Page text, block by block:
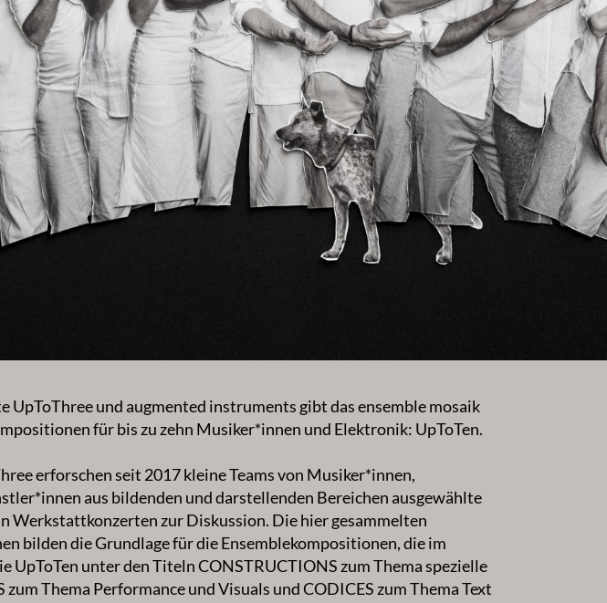
UpToThree und augmented instruments gibt das ensemble mosaik
für bis zu zehn Musiker*innen und Elektronik: UpToTen.
erforschen seit 2017 kleine Teams von Musiker*innen,
aus bildenden und darstellenden Bereichen ausgewählte
in Werkstattkonzerten zur Diskussion. Die hier gesammelten
bilden die Grundlage für die Ensemblekompositionen, die im
UpToTen unter den Titeln CONSTRUCTIONS zum Thema spezielle
zum Thema Performance und Visuals und CODICES zum Thema Text